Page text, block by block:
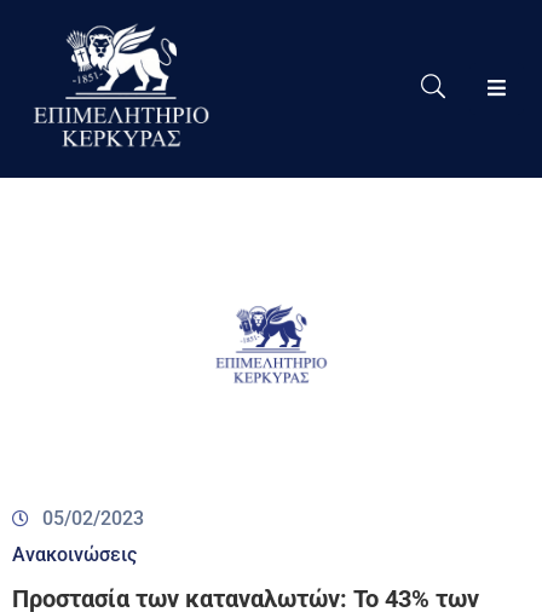
Το
Eπιμελητήριο
05/02/2023
Ανακοινώσεις
Προστασία των καταναλωτών: Το 43% των